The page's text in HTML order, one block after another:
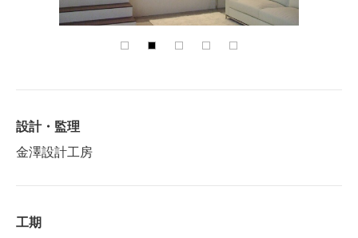
設計・監理
金澤設計工房
工期